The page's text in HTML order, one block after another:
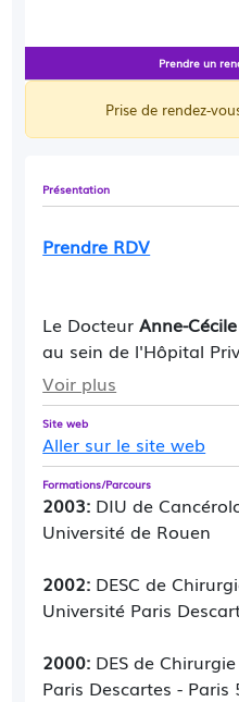
Présentation
Prendre RDV
Le DocteurAnne-
au sein de l'Hôpital
bâtiment Condorcet.
digestif traite les
l’appareil digestif, de
des organes intra-
(rate, glandes
Voir plus
Site web
Aller sur le site web
Formations/Parcours
2003: DIU de
Université de Rouen
2002: DESC de
Université Paris
2000: DES de
Paris Descartes - Paris
Prendre un
Prise de rendez-